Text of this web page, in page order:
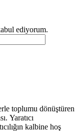
ediyorum.
toplumu dönüştüren
Yaratıcı
kalbine hoş